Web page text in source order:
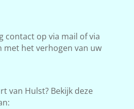
contact op via mail of via
met het verhogen van uw
van Hulst? Bekijk deze